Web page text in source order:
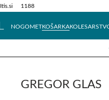
Itis.si 1188
NOGOMETKOŠARKA
Tehnik
GREGOR GLAS